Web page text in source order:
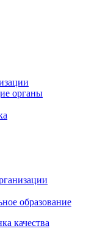
органы
образование
качества